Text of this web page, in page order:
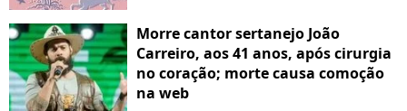
Morre cantor sertanejo João
Carreiro, aos 41 anos, após cirurgia
no coração; morte causa comoção
na web